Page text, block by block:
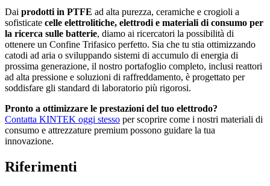
Dai prodotti in PTFE ad alta purezza, ceramiche e crogioli a
sofisticate celle elettrolitiche, elettrodi e materiali di consumo per
la ricerca sulle batterie, diamo ai ricercatori la possibilità di
ottenere un Confine Trifasico perfetto. Sia che tu stia ottimizzando
catodi ad aria o sviluppando sistemi di accumulo di energia di
prossima generazione, il nostro portafoglio completo, inclusi reattori
ad alta pressione e soluzioni di raffreddamento, è progettato per
soddisfare gli standard di laboratorio più rigorosi.
Pronto a ottimizzare le prestazioni del tuo elettrodo?
Contatta KINTEK oggi stesso per scoprire come i nostri materiali di
consumo e attrezzature premium possono guidare la tua
innovazione.
Riferimenti